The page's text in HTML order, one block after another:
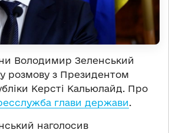
Володимир Зеленський
розмову з Президентом
Керсті Кальюлайд. Про
глави держави.
наголосив